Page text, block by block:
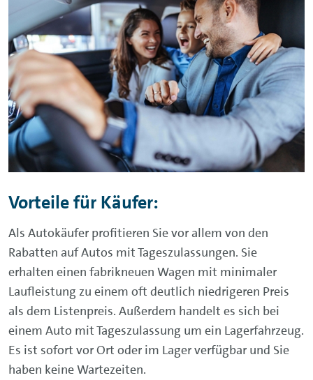
Vorteile für Käufer:
Als Autokäufer profitieren Sie vor allem von den
Rabatten auf Autos mit Tageszulassungen. Sie
erhalten einen fabrikneuen Wagen mit minimaler
Laufleistung zu einem oft deutlich niedrigeren Preis
als dem Listenpreis. Außerdem handelt es sich bei
einem Auto mit Tageszulassung um ein Lagerfahrzeug.
Es ist sofort vor Ort oder im Lager verfügbar und Sie
haben keine Wartezeiten.